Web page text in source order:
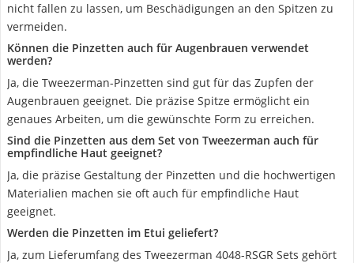
nicht fallen zu lassen, um Beschädigungen an den Spitzen zu
vermeiden.
Können die Pinzetten auch für Augenbrauen verwendet
werden?
Ja, die Tweezerman-Pinzetten sind gut für das Zupfen der
Augenbrauen geeignet. Die präzise Spitze ermöglicht ein
genaues Arbeiten, um die gewünschte Form zu erreichen.
Sind die Pinzetten aus dem Set von Tweezerman auch für
empfindliche Haut geeignet?
Ja, die präzise Gestaltung der Pinzetten und die hochwertigen
Materialien machen sie oft auch für empfindliche Haut
geeignet.
Werden die Pinzetten im Etui geliefert?
Ja, zum Lieferumfang des Tweezerman 4048-RSGR Sets gehört